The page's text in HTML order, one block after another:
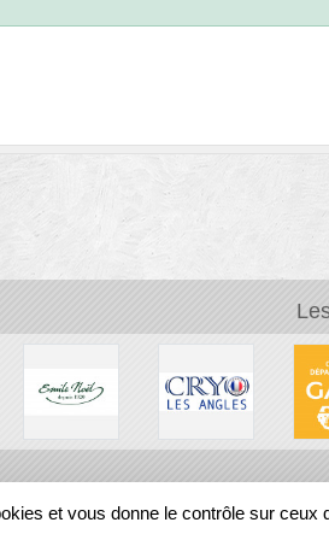
et vous donne le contrôle sur ceux